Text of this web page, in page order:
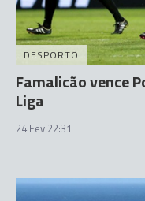
DESPORTO
Famalicão vence
Liga
24 Fev 22:31